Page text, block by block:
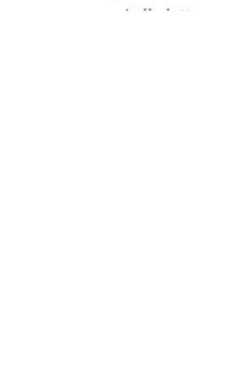
prepararsi alla lotta